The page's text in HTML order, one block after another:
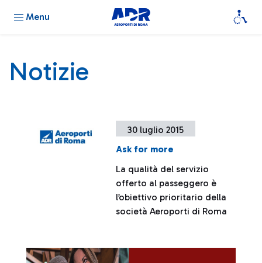
Menu
Notizie
30 luglio 2015
Ask for more
La qualità del servizio
offerto al passeggero è
l’obiettivo prioritario della
società Aeroporti di Roma